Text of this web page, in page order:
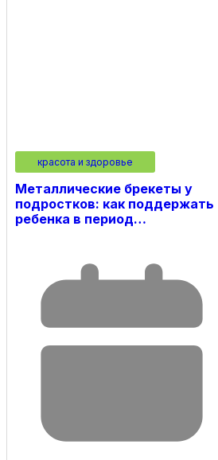
красота и здоровье
Металлические брекеты у
подростков: как поддержать
ребенка в период…